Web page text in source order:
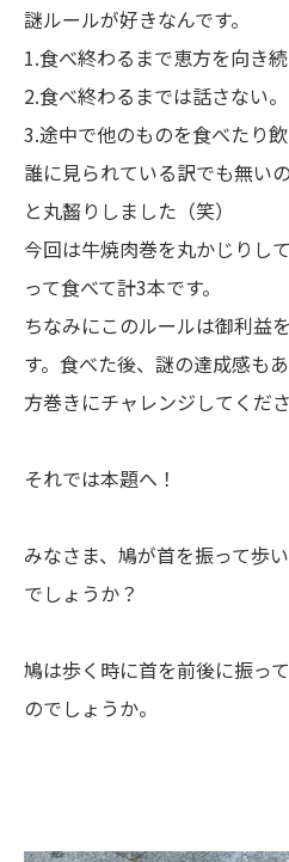
謎ルールが好きなんです。
1.食べ終わるまで恵方を向き続
2.食べ終わるまでは話さない。
3.途中で他のものを食べたり飲
誰に見られている訳でも無い
と丸齧りしました（笑）
今回は牛焼肉巻を丸かじりし
って食べて計3本です。
ちなみにこのルールは御利益
す。食べた後、謎の達成感も
方巻きにチャレンジしてくだ
それでは本題へ！
みなさま、鳩が首を振って歩
でしょうか？
鳩は歩く時に首を前後に振っ
のでしょうか。